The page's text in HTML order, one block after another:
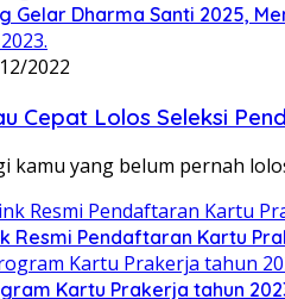
Gelar Dharma Santi 2025,
2022
Cepat Lolos Seleksi
kamu yang belum pernah
Resmi Pendaftaran Kartu
Kartu Prakerja tahun